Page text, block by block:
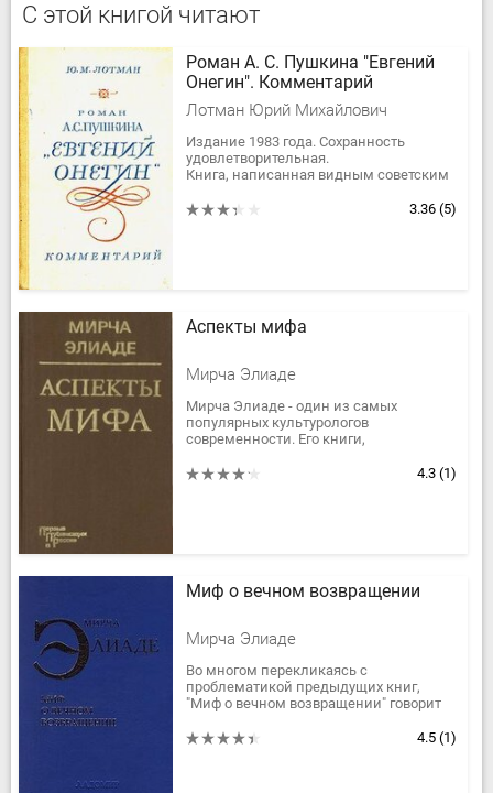
С этой книгой читают
Роман А. С. Пушкина "Евгений
Онегин". Комментарий
Лотман Юрий Михайлович
Издание 1983 года. Сохранность
удовлетворительная.
Книга, написанная видным советским
романа А. С. Пушкина. Она поможет
3.36 (5)
Аспекты мифа
Мирча Элиаде
Мирча Элиаде - один из самых
популярных культурологов
современности. Его книги,
примитивной культуры, обрядности,
4.3 (1)
Миф о вечном возвращении
Мирча Элиаде
Во многом перекликаясь с
проблематикой предыдущих книг,
"Миф о вечном возвращении" говорит
как ряда повторяющихся больших и
4.5 (1)